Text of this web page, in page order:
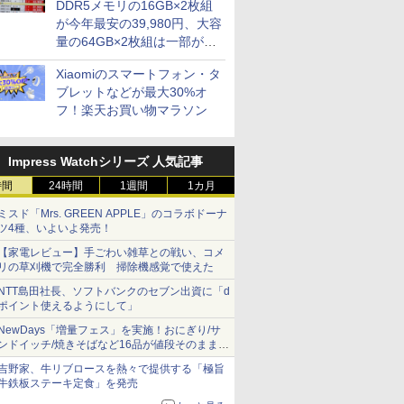
DDR5メモリの16GB×2枚組
が今年最安の39,980円、大容
量の64GB×2枚組は一部が続
騰 [8月前半のメモリ価格]
Xiaomiのスマートフォン・タ
ブレットなどが最大30%オ
フ！楽天お買い物マラソン
Impress Watchシリーズ 人気記事
24時間 1週間 1カ月
スド「Mrs. GREEN APPLE」のコラボドーナ
4種、いよいよ発売！
家電レビュー】手ごわい雑草との戦い、コメ
の草刈機で完全勝利 掃除機感覚で使えた
島田社長、ソフトバンクのセブン出資に「d
イント使えるようにして」
「増量フェス」を実施！おにぎり/サ
ドイッチ/焼きそばなど16品が値段そのままで
リュームアップ
野家、牛リブロースを熱々で提供する「極旨
鉄板ステーキ定食」を発売